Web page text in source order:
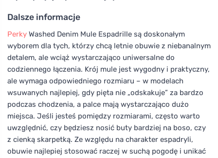
Dalsze informacje
Perky Washed Denim Mule Espadrille są doskonałym
wyborem dla tych, którzy chcą letnie obuwie z niebanalnym
detalem, ale wciąż wystarczająco uniwersalne do
codziennego łączenia. Krój mule jest wygodny i praktyczny,
ale wymaga odpowiedniego rozmiaru – w modelach
wsuwanych najlepiej, gdy pięta nie „odskakuje” za bardzo
podczas chodzenia, a palce mają wystarczająco dużo
miejsca. Jeśli jesteś pomiędzy rozmiarami, często warto
uwzględnić, czy będziesz nosić buty bardziej na boso, czy
z cienką skarpetką. Ze względu na charakter espadryli,
obuwie najlepiej stosować raczej w suchą pogodę i unikać